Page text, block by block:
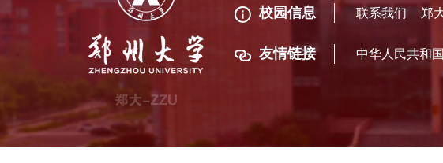
校园信息 联系我们 郑
友情链接 中华人民共和